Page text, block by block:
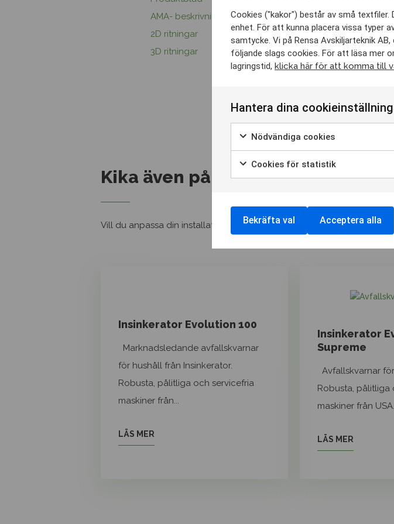
AMA- beskrivningstexter
2D ritningar
3D ritningar
Kika även på
Vill du anpassa din installation? Kika på nedanstående tillbehör.
Insinkerator Evolution 100
Marknadsledande avfallskvarnar
för hushåll från Insinkerator.
Robusta, pålitliga och servicefria
maskiner från...
LÄS MER
Insinkerator
Supreme
Avfallskvarnar
Robusta, pålitliga
maskiner från
LÄS MER
Cookies ("kakor") består av små textfiler.
enhet. För att kunna placera vissa typer
samtycke. Vi på Rensa Avskiljarteknik
följande slags cookies. För att läsa mer
lagringstid, klicka här för att komma till
Hantera dina
Nödvändiga cookies
Cookies för statistik
Bekräfta val Acceptera alla